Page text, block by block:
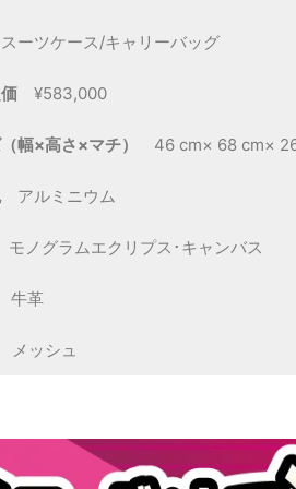
ーツケース/キャリーバッグ
¥583,000
幅×高さ×マチ） 46 cm× 68 cm×
アルミニウム
モノグラムエクリプス･キャンバス
牛革
メッシュ